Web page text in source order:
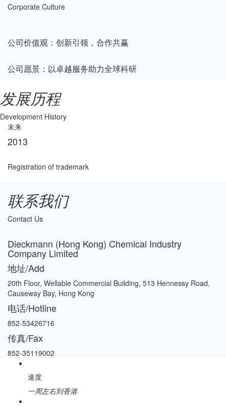
Corporate Culture
公司价值观：创新引领，合作共赢
公司愿景：以卓越服务助力全球科研
发展历程
Development History
未来
2013
Registration of trademark
联系我们
Contact Us
Dieckmann (Hong Kong) Chemical Industry
Company Limited
地址/Add
20th Floor, Wellable Commercial Building, 513 Hennessy Road,
Causeway Bay, Hong Kong
电话/Hotline
852-53426716
传真/Fax
852-35119002
速度
一周左右到香港